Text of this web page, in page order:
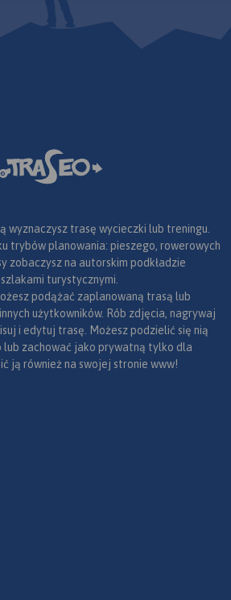
wyznaczysz trasę wycieczki lub treningu.
trybów planowania: pieszego, rowerowych
zobaczysz na autorskim podkładzie
turystycznymi.
podążać zaplanowaną trasą lub
użytkowników. Rób zdjęcia, nagrywaj
i edytuj trasę. Możesz podzielić się nią
lub zachować jako prywatną tylko dla
ją również na swojej stronie www!